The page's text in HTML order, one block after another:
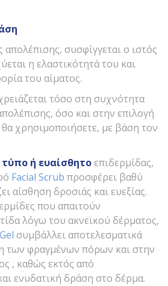
απολέπισης, συσφίγγεται ο ιστός
η ελαστικότητά του και
του αίματος.
τόσο στη συχνότητα
όσο και στην επιλογή
χρησιμοποιήσετε, με βάση τον
τύπο ή ευαίσθητο επιδερμίδας,
Facial Scrub προσφέρει βαθύ
αίσθηση δροσιάς και ευεξίας.
που απαιτούν
λόγω του ακνεϊκού δέρματος,
συμβάλλει αποτελεσματικά
των φραγμένων πόρων και στην
, καθώς εκτός από
ενυδατική δράση στο δέρμα.